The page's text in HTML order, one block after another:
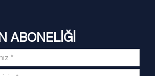
ABONELİĞİ